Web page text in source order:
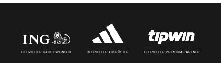
OFFIZIELLER HAUPTSPONSOR OFFIZIELLER AUSRÜSTER OFFIZIELLER PREMIUM-PARTNER